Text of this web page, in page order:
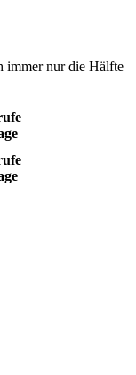
immer nur die Hälfte